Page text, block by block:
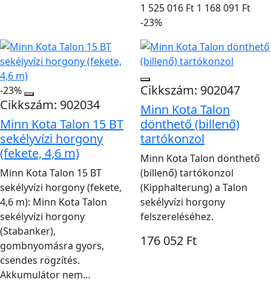
1 525 016 Ft 1 168 091 Ft
-23%
-23%
Cikkszám: 902034
Minn Kota Talon 15 BT
sekélyvízi horgony
(fekete, 4,6 m)
Minn Kota Talon 15 BT
sekélyvízi horgony (fekete,
4,6 m): Minn Kota Talon
sekélyvízi horgony
(Stabanker),
gombnyomásra gyors,
csendes rögzítés.
Akkumulátor nem…
Cikkszám: 902047
Minn Kota Talon
dönthető (billenő)
tartókonzol
Minn Kota Talon dönthető
(billenő) tartókonzol
(Kipphalterung) a Talon
sekélyvízi horgony
felszereléséhez.
176 052 Ft